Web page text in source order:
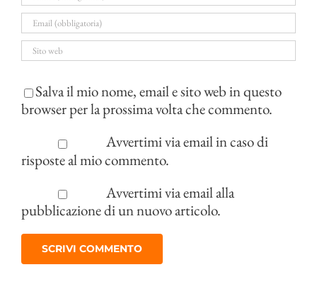
Salva il mio nome, email e sito web in questo
browser per la prossima volta che commento.
Avvertimi via email in caso di
risposte al mio commento.
Avvertimi via email alla
pubblicazione di un nuovo articolo.